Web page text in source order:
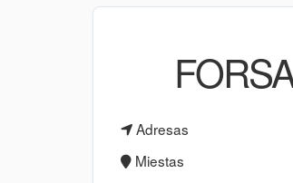
Adresas
Miestas